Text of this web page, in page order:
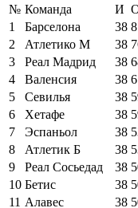
№ Команда И
1
Барселона 38
2
Атлетико М 38
3
Реал Мадрид 38
4
Валенсия 38
5
Севилья 38
6
Хетафе 38
7
Эспаньол 38
8
Атлетик Б 38
9
Реал Сосьедад 38
10 Бетис 38
11 Алавес 38